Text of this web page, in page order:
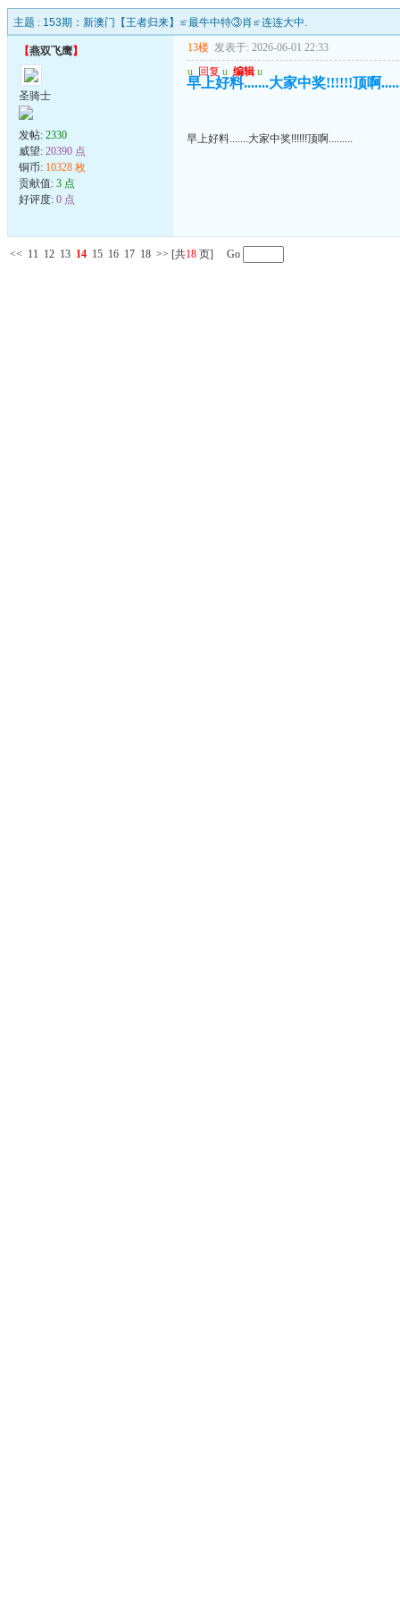
主题 : 153期：新澳门【王者归来】≌最牛中特③肖≌连连大中.
【燕双飞鹰】
圣骑士
发帖: 2330
威望: 20390 点
铜币: 10328 枚
贡献值: 3 点
好评度: 0 点
13楼 发表于: 2026-06-01 22:33
u 回复 u 编辑 u
早上好料.......大家中奖!!!!!!顶啊
早上好料.......大家中奖!!!!!!顶啊.........
<< 11 12 13 14 15 16 17 18 >> [共18 页] Go